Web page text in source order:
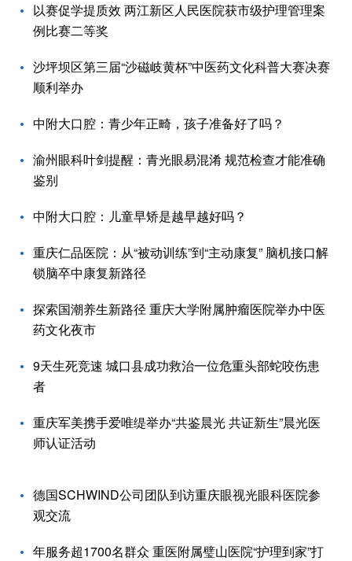
以赛促学提质效 两江新区人民医院获市级护理管理案
例比赛二等奖
沙坪坝区第三届“沙磁岐黄杯”中医药文化科普大赛决赛
顺利举办
中附大口腔：青少年正畸，孩子准备好了吗？
渝州眼科叶剑提醒：青光眼易混淆 规范检查才能准确
鉴别
中附大口腔：儿童早矫是越早越好吗？
重庆仁品医院：从“被动训练”到“主动康复” 脑机接口解
锁脑卒中康复新路径
探索国潮养生新路径 重庆大学附属肿瘤医院举办中医
药文化夜市
9天生死竞速 城口县成功救治一位危重头部蛇咬伤患
者
重庆军美携手爱唯缇举办“共鉴晨光 共证新生”晨光医
师认证活动
德国SCHWIND公司团队到访重庆眼视光眼科医院参
观交流
年服务超1700名群众 重医附属璧山医院“护理到家”打